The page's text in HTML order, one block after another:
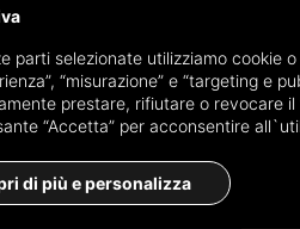
06/09
parti selezionate utilizziamo cookie
“misurazione” e “targeting e
prestare, rifiutare o revocare
“Accetta” per acconsentire
di più e personalizza